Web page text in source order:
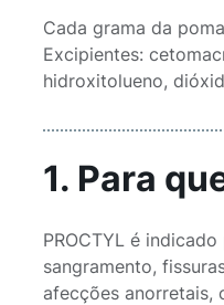
Cada grama da
Excipientes:
hidroxitolueno,
1. Para
PROCTYL é
sangramento,
afecções anorretais,